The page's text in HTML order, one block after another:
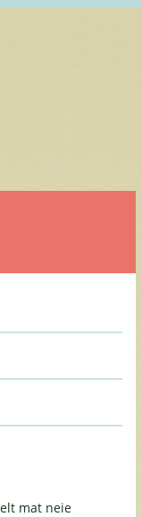
mat neie